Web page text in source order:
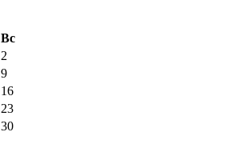
Вс
2
9
16
23
30